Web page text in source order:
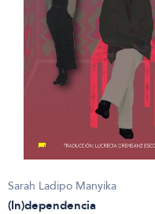
Sarah Ladipo Manyika
(In)dependencia